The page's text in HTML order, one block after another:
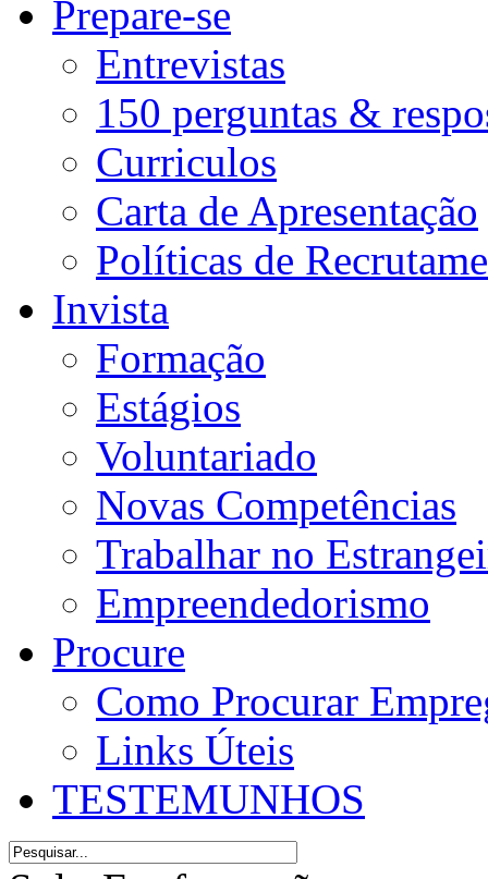
Prepare-se
Entrevistas
150 perguntas &
Curriculos
Carta de Apresentação
Políticas de
Invista
Formação
Estágios
Voluntariado
Novas Competências
Trabalhar no
Empreendedorismo
Procure
Como Procurar
Links Úteis
TESTEMUNHOS